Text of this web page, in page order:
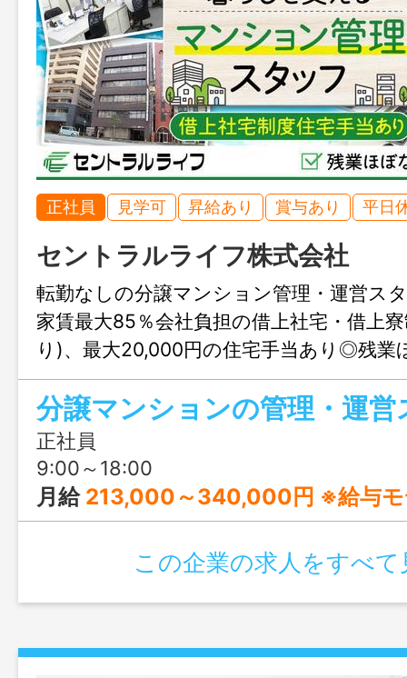
正社員 見学可 昇給あり 賞与あり 平日
セントラルライフ株式会社
転勤なしの分譲マンション管理・運営ス
家賃最大85％会社負担の借上社宅・借上
り)、最大20,000円の住宅手当あり◎残業
日・祝休みの年間休日123日でプライベ
ます♪
分譲マンションの管理・運営
正社員
9:00～18:00
月給 213,000～340,000円 ※給与モ
この企業の求人をすべて